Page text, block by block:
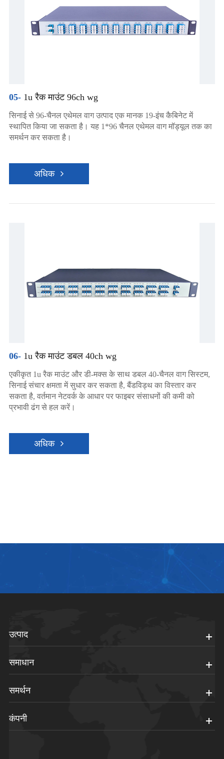
05-1u रैक माउंट 96ch wg
सिनाई से 96-चैनल एथेमल वाग उत्पाद एक मानक 19-इंच कैबिनेट में
स्थापित किया जा सकता है। यह 1*96 चैनल एथेमल वाग मॉड्यूल तक का
समर्थन कर सकता है।
अधिक
06-1u रैक माउंट डबल 40ch wg
एकीकृत 1u रैक माउंट और डी-मक्स के साथ डबल 40-चैनल वाग सिस्टम,
सिनाई संचार क्षमता में सुधार कर सकता है, बैंडविड्थ का विस्तार कर
सकता है, वर्तमान नेटवर्क के आधार पर फाइबर संसाधनों की कमी को
प्रभावी ढंग से हल करें।
अधिक
उत्पाद
समाधान
समर्थन
कंपनी